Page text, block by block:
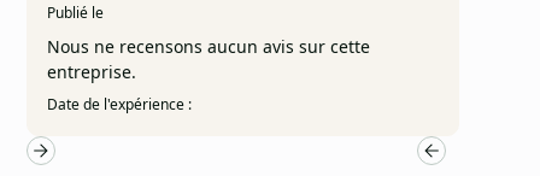
Publié le
Nous ne recensons aucun avis sur cette
entreprise.
Date de l'expérience :